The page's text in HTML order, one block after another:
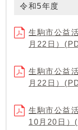
令和5年度
生駒市公益
月22日）
生駒市公益
月22日）
生駒市公益
10月20日）